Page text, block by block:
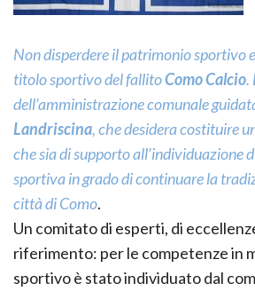
Non disperdere il patrimonio sportivo
titolo sportivo del fallitoComo Calcio.
dell’amministrazione comunale
Landriscina, che desidera costituire
che sia di supporto all’individuazione
sportiva in grado di continuare la
città di Como.
Un comitato di esperti, di
riferimento: per le competenze in
sportivo è stato individuato dal